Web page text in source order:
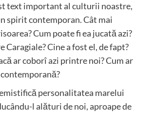
text important al culturii noastre,
spirit contemporan. Cât mai
Cum poate fi ea jucată azi?
Caragiale? Cine a fost el, de fapt?
ar coborî azi printre noi? Cum ar
personalitatea marelui
l alături de noi, aproape de